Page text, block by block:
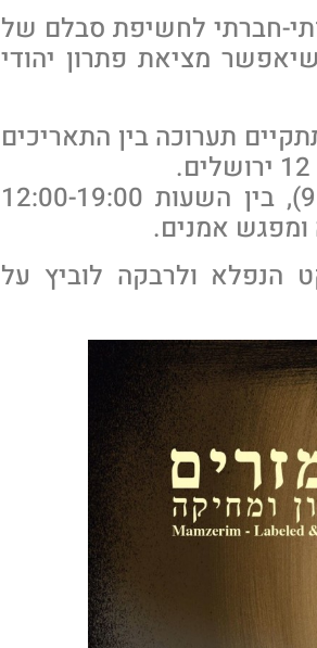
חברתי לחשיפת סבלם של
מציאת פתרון יהודי
תערוכה בין התאריכים
בנוסף, ביום שני חול המועד סוכות (9.10), בין השעות 12:00-19:00
ומפגש אמנים.
הנפלא ולרבקה לוביץ על